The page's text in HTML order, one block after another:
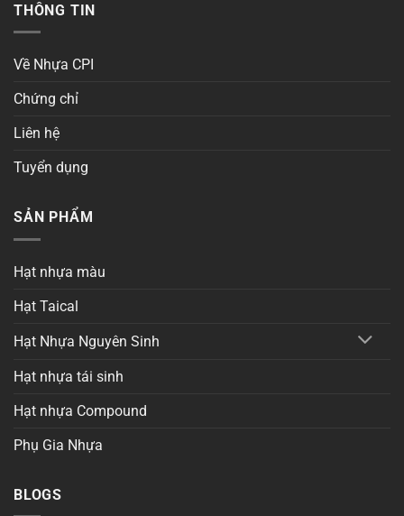
THÔNG TIN
Về Nhựa CPI
Chứng chỉ
Liên hệ
Tuyển dụng
SẢN PHẨM
Hạt nhựa màu
Hạt Taical
Hạt Nhựa Nguyên Sinh
Hạt nhựa tái sinh
Hạt nhựa Compound
Phụ Gia Nhựa
BLOGS